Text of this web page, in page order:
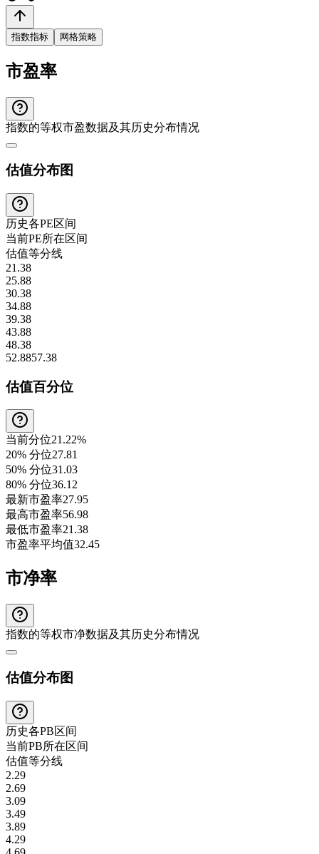
指数指标 网格策略
市盈率
指数的等权市盈数据及其历史分布情况
估值分布图
历史各PE区间
当前PE所在区间
估值等分线
21.38
25.88
30.38
34.88
39.38
43.88
48.38
52.8857.38
估值百分位
当前分位21.22%
20% 分位27.81
50% 分位31.03
80% 分位36.12
最新市盈率27.95
最高市盈率56.98
最低市盈率21.38
市盈率平均值32.45
市净率
指数的等权市净数据及其历史分布情况
估值分布图
历史各PB区间
当前PB所在区间
估值等分线
2.29
2.69
3.09
3.49
3.89
4.29